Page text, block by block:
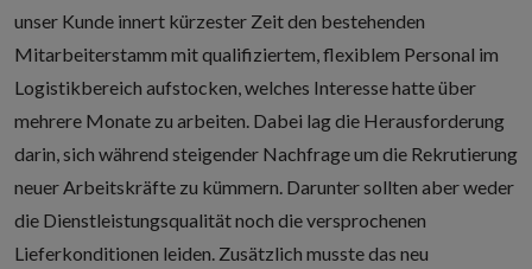
unser Kunde innert kürzester Zeit den bestehenden
Mitarbeiterstamm mit qualifiziertem,flexiblem Personal im
Logistikbereich aufstocken, welches Interesse hatte über
mehrere Monate zu arbeiten. Dabei lag die Herausforderung
darin, sich während steigender Nachfrage um die Rekrutierung
neuer Arbeitskräfte zu kümmern. Darunter sollten aber weder
die Dienstleistungsqualität noch die versprochenen
Lieferkonditionen leiden. Zusätzlich musste das neu